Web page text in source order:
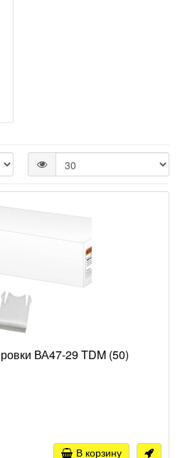
ВА47-29 TDM (50)
В корзину